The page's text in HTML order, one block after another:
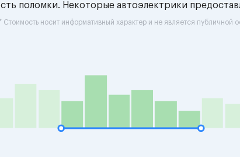
поломки. Некоторые автоэлектрики
Стоимость носит информативный характер и не является публичной